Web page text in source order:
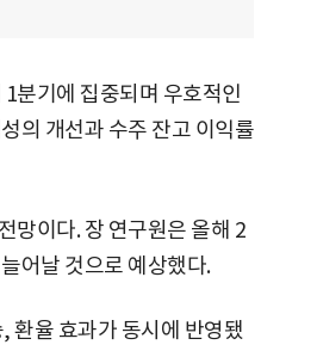
분기에 집중되며 우호적인
의 개선과 수주 잔고 이익률
망이다. 장 연구원은 올해 2
어날 것으로 예상했다.
환율 효과가 동시에 반영됐